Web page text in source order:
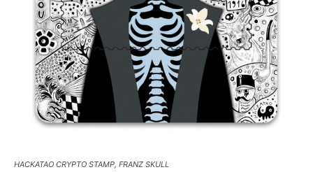
HACKATAO CRYPTO STAMP, FRANZ SKULL